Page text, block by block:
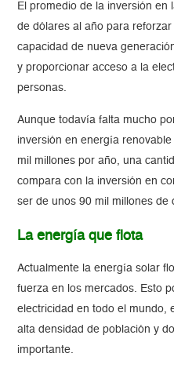
El promedio de la inversión en
de dólares al año para
capacidad de nueva
y proporcionar acceso a la
personas.
Aunque todavía falta mucho
inversión en energía
mil millones por año, una
compara con la inversión en
ser de unos 90 mil millones de
La energía que flota
Actualmente la energía solar
fuerza en los mercados. Esto
electricidad en todo el mundo,
alta densidad de población y
importante.